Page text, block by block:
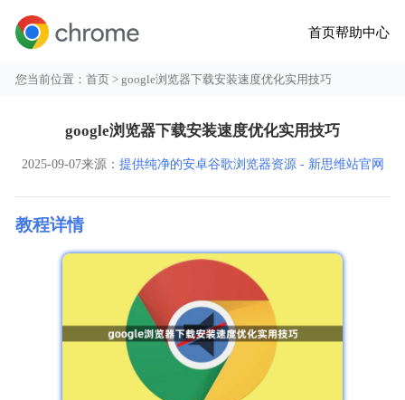
首页帮助中心
您当前位置：首页 > google浏览器下载安装速度优化实用技巧
google浏览器下载安装速度优化实用技巧
2025-09-07来源： 提供纯净的安卓谷歌浏览器资源 - 新思维站官网
教程详情